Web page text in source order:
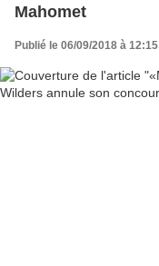
Mahomet
Publié le 06/09/2018 à 12:15